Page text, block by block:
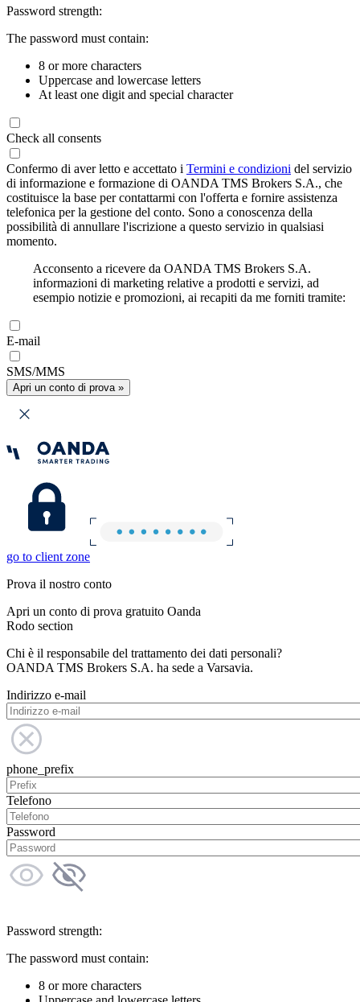
Password strength:
The password must contain:
8 or more characters
Uppercase and lowercase letters
At least one digit and special character
Check all consents
Confermo di aver letto e accettato i Termini e condizioni del servizio
di informazione e formazione di OANDA TMS Brokers S.A., che
costituisce la base per contattarmi con l'offerta e fornire assistenza
telefonica per la gestione del conto. Sono a conoscenza della
possibilità di annullare l'iscrizione a questo servizio in qualsiasi
momento.
Acconsento a ricevere da OANDA TMS Brokers S.A.
informazioni di marketing relative a prodotti e servizi, ad
esempio notizie e promozioni, ai recapiti da me forniti tramite:
E-mail
SMS/MMS
Apri un conto di prova »
go to client zone
Prova il nostro conto
Apri un conto di prova gratuito Oanda
Rodo section
Chi è il responsabile del trattamento dei dati personali?
OANDA TMS Brokers S.A. ha sede a Varsavia.
Indirizzo e-mail
phone_prefix
Telefono
Password
Password strength:
The password must contain:
8 or more characters